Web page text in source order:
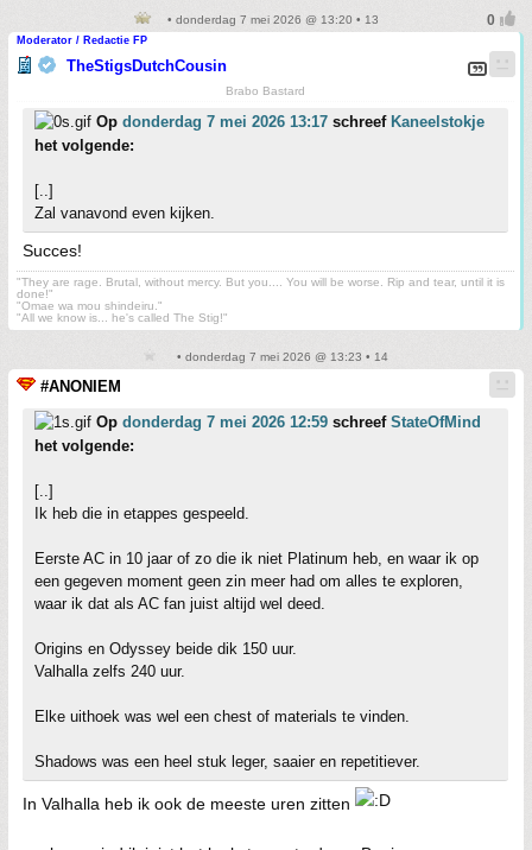
• donderdag 7 mei 2026 @ 13:20 • 13
Moderator / Redactie FP
TheStigsDutchCousin
Brabo Bastard
Op donderdag 7 mei 2026 13:17 schreef Kaneelstokje
het volgende:
[..]
Zal vanavond even kijken.
Succes!
"They are rage. Brutal, without mercy. But you.... You will be worse. Rip and tear, until it is
done!"
"Omae wa mou shindeiru."
"All we know is... he's called The Stig!"
• donderdag 7 mei 2026 @ 13:23 • 14
#ANONIEM
Op donderdag 7 mei 2026 12:59 schreef StateOfMind
het volgende:
[..]
Ik heb die in etappes gespeeld.
Eerste AC in 10 jaar of zo die ik niet Platinum heb, en waar ik op
een gegeven moment geen zin meer had om alles te exploren,
waar ik dat als AC fan juist altijd wel deed.
Origins en Odyssey beide dik 150 uur.
Valhalla zelfs 240 uur.
Elke uithoek was wel een chest of materials te vinden.
Shadows was een heel stuk leger, saaier en repetitiever.
In Valhalla heb ik ook de meeste uren zitten